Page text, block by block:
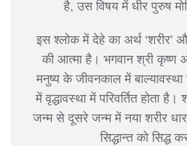
है, उस विषय में धीर पुरुष
इस श्लोक में देहे का अर्थ ‘शरीर’
की आत्मा है। भगवान श्री कृष्ण
मनुष्य के जीवनकाल में
में वृद्धावस्था में परिवर्तित होता
जन्म से दूसरे जन्म में नया शरीर
सिद्धान्त को सिद्ध